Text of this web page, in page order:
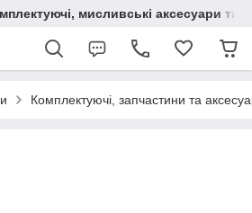
мисливські аксесуари та
Комплектуючі, запчастини та